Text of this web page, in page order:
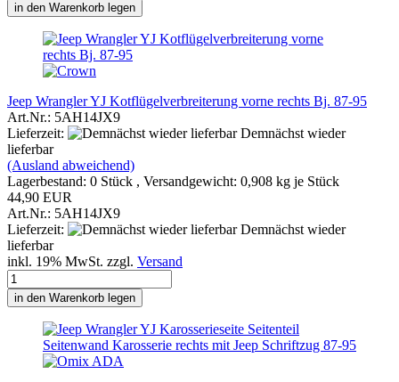
in den Warenkorb legen
Jeep Wrangler YJ Kotflügelverbreiterung vorne rechts Bj. 87-95
Art.Nr.: 5AH14JX9
Lieferzeit:
Demnächst wieder
lieferbar
(Ausland abweichend)
Lagerbestand: 0 Stück , Versandgewicht: 0,908 kg je Stück
44,90 EUR
Art.Nr.: 5AH14JX9
Lieferzeit:
Demnächst wieder
lieferbar
inkl. 19% MwSt. zzgl. Versand
in den Warenkorb legen